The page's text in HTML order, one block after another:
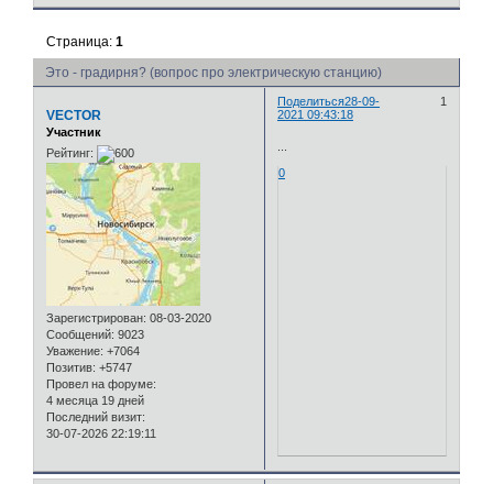
Это - градирня? (вопрос про электрическую станцию)
Страница:1
Поделиться 1
28-09-
2021 09:43:18
VECTOR
Участник
Рейтинг:
Зарегистрирован: 08-03-2020
Сообщений: 9023
Уважение: +7064
Позитив: +5747
Провел на форуме:
4 месяца 19 дней
Последний визит:
30-07-2026 22:19:11
0